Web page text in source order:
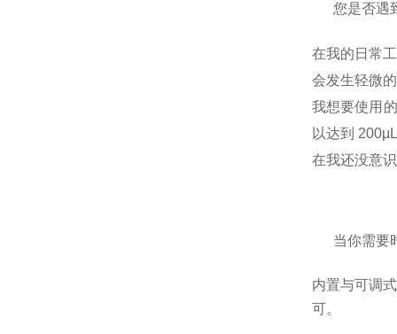
您是否遇
在我的日常
会发生轻微
我想要使用
以达到
在我还没意
当你需要
内置与可调
可。